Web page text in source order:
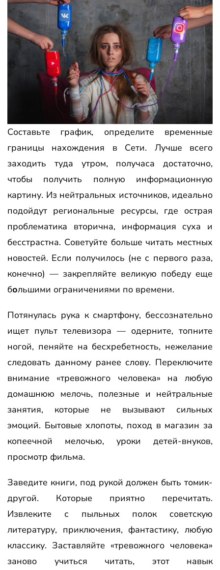
Составьте график, определите временные
границы нахождения в Сети. Лучше всего
заходить туда утром, получаса достаточно,
чтобы получить полную информационную
картину. Из нейтральных источников, идеально
подойдут региональные ресурсы, где острая
проблематика вторична, информация суха и
бесстрастна. Советуйте больше читать местных
новостей. Если получилось (не с первого раза,
конечно) — закрепляйте великую победу еще
большими ограничениями по времени.
Потянулась рука к смартфону, бессознательно
ищет пульт телевизора — одерните, топните
ногой, пеняйте на бесхребетность, нежелание
следовать данному ранее слову. Переключите
внимание «тревожного человека» на любую
домашнюю мелочь, полезные и нейтральные
занятия, которые не вызывают сильных
эмоций. Бытовые хлопоты, поход в магазин за
копеечной мелочью, уроки детей-внуков,
просмотр фильма.
Заведите книги, под рукой должен быть томик-
другой. Которые приятно перечитать.
Извлеките с пыльных полок советскую
литературу, приключения, фантастику, любую
классику. Заставляйте «тревожного человека»
заново учиться читать, этот навык